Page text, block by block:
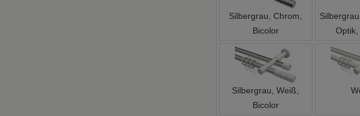
Silbergrau, Chrom,
Bicolor
Optik,
Silbergrau, Weiß,
Bicolor